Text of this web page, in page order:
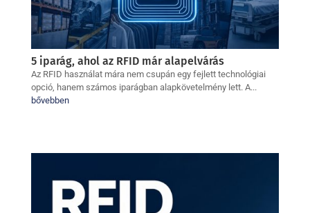
5 iparág, ahol az RFID már alapelvárás
Az RFID használat mára nem csupán egy fejlett technológiai
opció, hanem számos iparágban alapkövetelmény lett. A...
bővebben